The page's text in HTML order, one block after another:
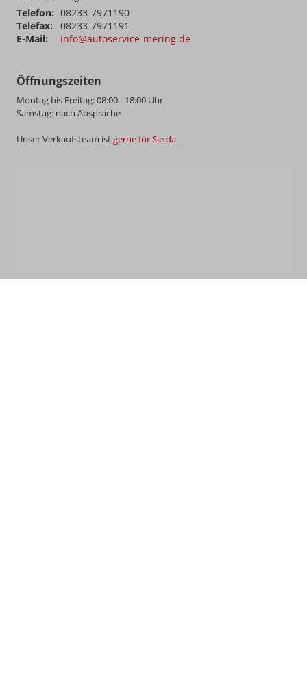
Telefon: 08233-7971190
Telefax:
08233-7971191
E-Mail:
info@autoservice-mering.de
Öffnungszeiten
Montag bis Freitag: 08:00 - 18:00 Uhr
Samstag: nach Absprache
Unser Verkaufsteam ist gerne für Sie da.